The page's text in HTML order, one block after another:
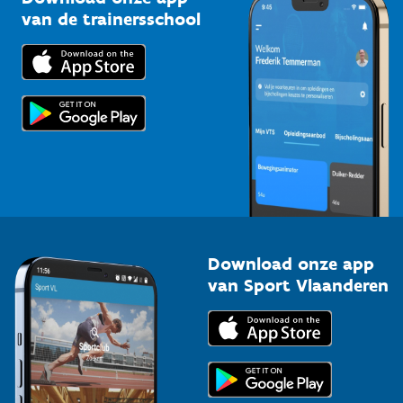
Bedrijven
Trainers en begeleiders
Topsporters
Downloads
Voor de pers
van de trainersschool
Download onze app
van Sport Vlaanderen